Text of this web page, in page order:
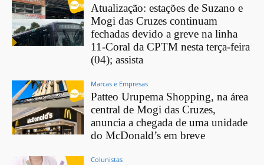
Atualização: estações de Suzano e
Mogi das Cruzes continuam
fechadas devido a greve na linha
11-Coral da CPTM nesta terça-feira
(04); assista
Marcas e Empresas
Patteo Urupema Shopping, na área
central de Mogi das Cruzes,
anuncia a chegada de uma unidade
do McDonald’s em breve
Colunistas